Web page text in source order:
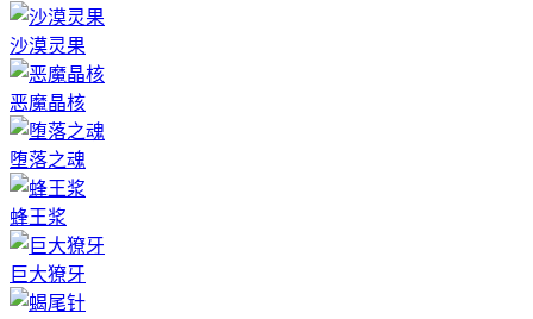
沙漠灵果
恶魔晶核
堕落之魂
蜂王浆
巨大獠牙